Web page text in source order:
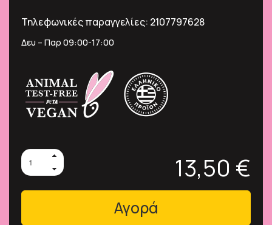
Τηλεφωνικές παραγγελίες: 2107797628
Δευ – Παρ 09:00-17:00
13,50 €
Αγορά